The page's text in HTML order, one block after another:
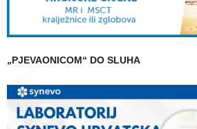
„PJEVAONICOM“ DO SLUHA